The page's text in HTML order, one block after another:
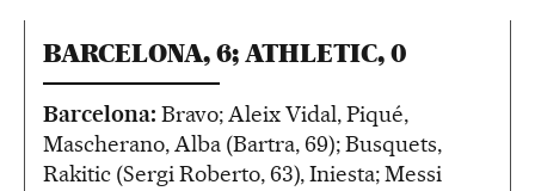
BARCELONA, 6; ATHLETIC, 0
Barcelona: Bravo; Aleix Vidal, Piqué,
Mascherano, Alba (Bartra, 69); Busquets,
Rakitic (Sergi Roberto, 63), Iniesta; Messi